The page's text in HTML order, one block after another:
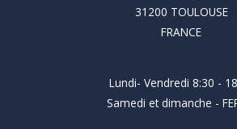
31200 TOULOUSE
FRANCE
Lundi- Vendredi 8:30 -
Samedi et dimanche -